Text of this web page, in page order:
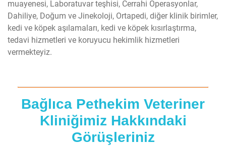
muayenesi, Laboratuvar teşhisi, Cerrahi Operasyonlar,
Dahiliye, Doğum ve Jinekoloji, Ortapedi, diğer klinik birimler,
kedi ve köpek aşılamaları, kedi ve köpek kısırlaştırma,
tedavi hizmetleri ve koruyucu hekimlik hizmetleri
vermekteyiz.
Bağlıca Pethekim Veteriner
Kliniğimiz Hakkındaki
Görüşleriniz